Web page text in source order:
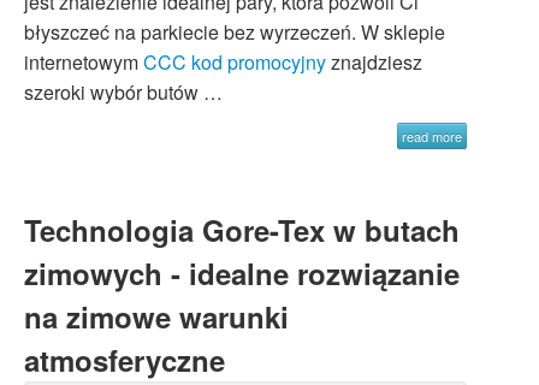
błyszczeć na parkiecie bez wyrzeczeń. W sklepie
internetowymCCC kod promocyjnyznajdziesz
szeroki wybór butów …
read more
Technologia Gore-Tex w butach
zimowych - idealne rozwiązanie
na zimowe warunki
atmosferyczne